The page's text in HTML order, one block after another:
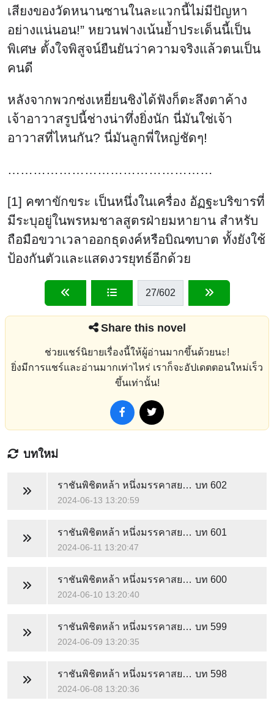
เสียงของวัดหนานซานในละแวกนี้ไม่มีปัญหา
อย่างแน่นอน!” หยวนฟางเน้นย้ำประเด็นนี้เป็น
พิเศษ ตั้งใจพิสูจน์ยืนยันว่าความจริงแล้วตนเป็น
คนดี
หลังจากพวกซ่งเหยี่ยนชิงได้ฟังก็ตะลึงตาค้าง
เจ้าอาวาสรูปนี้ช่างน่าทึ่งยิ่งนัก นี่มันใช่เจ้า
อาวาสที่ไหนกัน? นี่มันลูกพี่ใหญ่ชัดๆ!
…………………………………………
[1] คฑาขักขระ เป็นหนึ่งในเครื่อง อัฏฐะบริขารที่
มีระบุอยู่ในพรหมชาลสูตรฝ่ายมหายาน สำหรับ
ถือมือขวาเวลาออกธุดงค์หรือบิณฑบาต ทั้งยังใช้
ป้องกันตัวและแสดงวรยุทธ์อีกด้วย
27/602
Share this novel
ช่วยแชร์นิยายเรื่องนี้ให้ผู้อ่านมากขึ้นด้วยนะ!
ยิ่งมีการแชร์และอ่านมากเท่าไหร่ เราก็จะอัปเดตตอนใหม่เร็ว
ขึ้นเท่านั้น!
บทใหม่
ราชันพิชิตหล้า หนึ่งมรรคาสยบฟ้า บท 602
2024-06-13 13:20:59
ราชันพิชิตหล้า หนึ่งมรรคาสยบฟ้า บท 601
2024-06-11 13:20:47
ราชันพิชิตหล้า หนึ่งมรรคาสยบฟ้า บท 600
2024-06-10 13:20:40
ราชันพิชิตหล้า หนึ่งมรรคาสยบฟ้า บท 599
2024-06-09 13:20:35
ราชันพิชิตหล้า หนึ่งมรรคาสยบฟ้า บท 598
2024-06-08 13:20:36